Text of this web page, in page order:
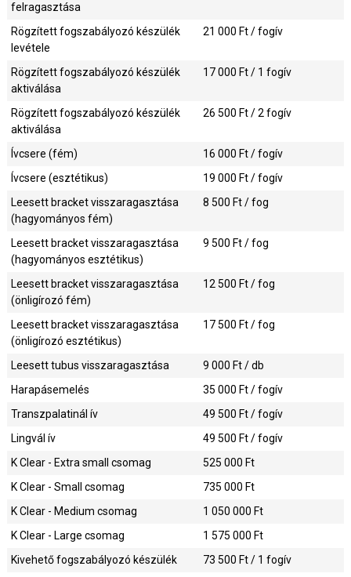
felragasztása
21 000 Ft / fogív
Rögzített fogszabályozó készülék
levétele
17 000 Ft / 1 fogív
Rögzített fogszabályozó készülék
aktiválása
26 500 Ft / 2 fogív
Rögzített fogszabályozó készülék
aktiválása
16 000 Ft / fogív
Ívcsere (fém)
19 000 Ft / fogív
Ívcsere (esztétikus)
8 500 Ft / fog
Leesett bracket visszaragasztása
(hagyományos fém)
9 500 Ft / fog
Leesett bracket visszaragasztása
(hagyományos esztétikus)
12 500 Ft / fog
Leesett bracket visszaragasztása
(önligírozó fém)
17 500 Ft / fog
Leesett bracket visszaragasztása
(önligírozó esztétikus)
9 000 Ft / db
Leesett tubus visszaragasztása
35 000 Ft / fogív
Harapásemelés
49 500 Ft / fogív
Transzpalatinál ív
49 500 Ft / fogív
Lingvál ív
525 000 Ft
K Clear - Extra small csomag
735 000 Ft
K Clear - Small csomag
1 050 000 Ft
K Clear - Medium csomag
1 575 000 Ft
K Clear - Large csomag
73 500 Ft / 1 fogív
Kivehető fogszabályozó készülék